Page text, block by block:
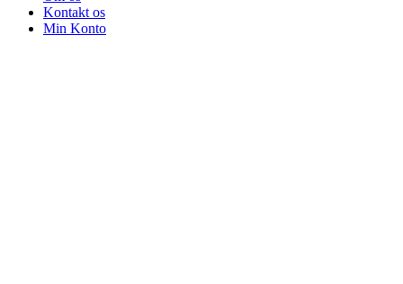
Kontakt os
Min Konto